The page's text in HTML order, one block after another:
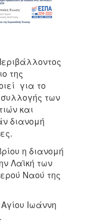
της
για το
των
και
διανομή
η διανομή
Λαϊκή των
Ναού της
Ιωάννη